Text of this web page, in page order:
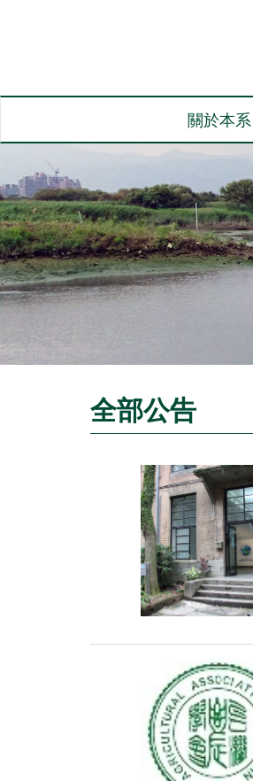
關於本系
全部公告